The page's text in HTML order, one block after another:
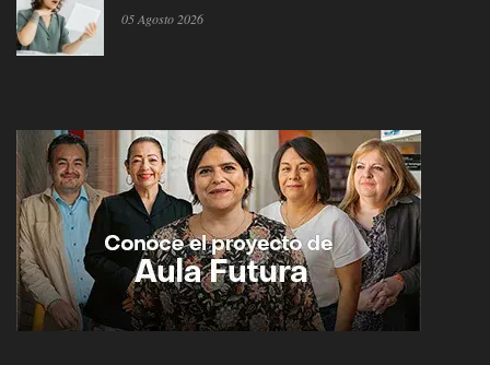
05 Agosto 2026